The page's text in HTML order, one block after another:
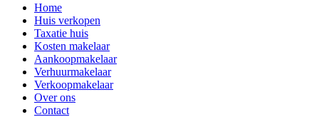
Home
Huis verkopen
Taxatie huis
Kosten makelaar
Aankoopmakelaar
Verhuurmakelaar
Verkoopmakelaar
Over ons
Contact